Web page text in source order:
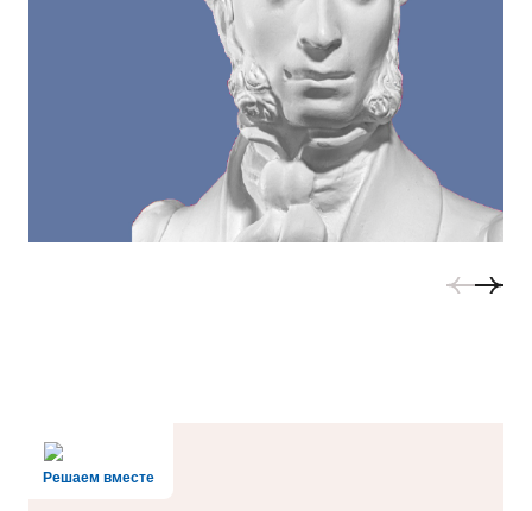
Решаем вместе